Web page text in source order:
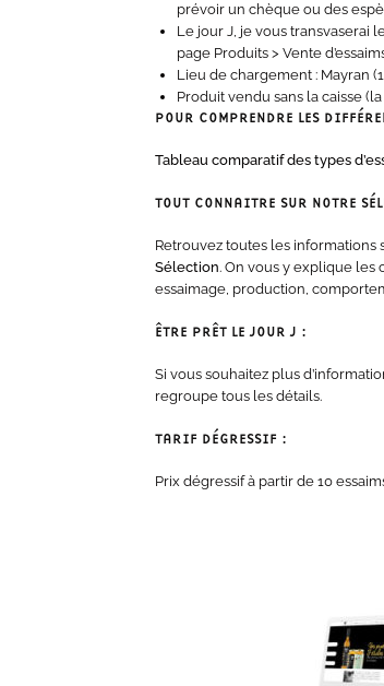
prévoir un chèque ou des
Le jour J, je vous transvaserai
page Produits > Vente
Lieu de chargement : Mayran
Produit vendu sans la caisse
POUR COMPRENDRE LES
Tableau comparatif des types
TOUT CONNAITRE SUR NOTRE
Retrouvez toutes les
Sélection. On vous y explique les
essaimage, production,
ÊTRE PRÊT LE JOUR J :
Si vous souhaitez plus
regroupe tous les détails.
TARIF DÉGRESSIF :
Prix dégressif à partir de 10